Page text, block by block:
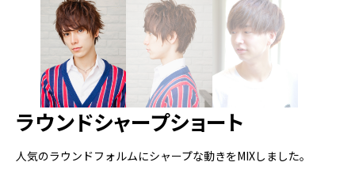
ラウンドシャープショート
人気のラウンドフォルムにシャープな動きをMIXしました。